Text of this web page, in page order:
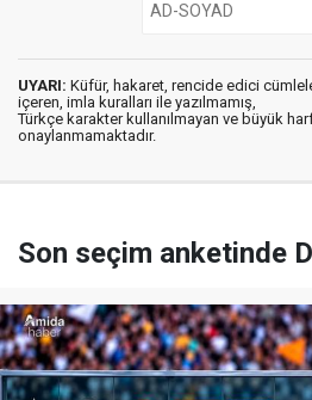
UYARI: Küfür, hakaret, rencide edici
içeren, imla kuralları ile yazılmamış,
Türkçe karakter kullanılmayan ve büyük
onaylanmamaktadır.
Son seçim anketinde